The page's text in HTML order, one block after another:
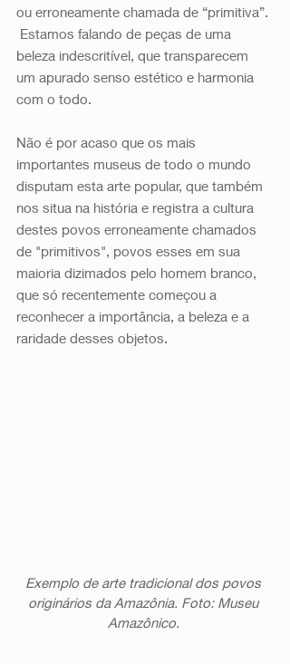
ou erroneamente chamada de “primitiva”.
Estamos falando de peças de uma
beleza indescritível, que transparecem
um apurado senso estético e harmonia
com o todo.
Não é por acaso que os mais
importantes museus de todo o mundo
disputam esta arte popular, que também
nos situa na história e registra a cultura
destes povos erroneamente chamados
de "primitivos", povos esses em sua
maioria dizimados pelo homem branco,
que só recentemente começou a
reconhecer a importância, a beleza e a
raridade desses objetos.
Exemplo de arte tradicional dos povos
originários da Amazônia. Foto: Museu
Amazônico.